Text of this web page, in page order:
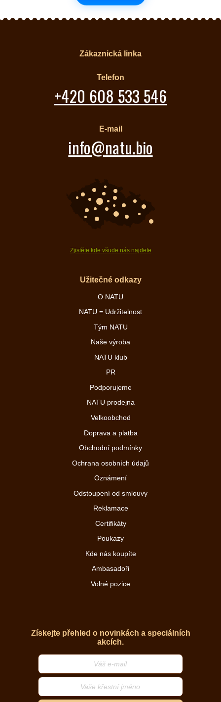
Zákaznická linka
Telefon
+420 608 533 546
E-mail
info@natu.bio
Zjistěte kde všude nás najdete
Užitečné odkazy
O NATU
NATU = Udržitelnost
Tým NATU
Naše výroba
NATU klub
PR
Podporujeme
NATU prodejna
Velkoobchod
Doprava a platba
Obchodní podmínky
Ochrana osobních údajů
Oznámení
Odstoupení od smlouvy
Reklamace
Certifikáty
Poukazy
Kde nás koupíte
Ambasadoři
Volné pozice
Získejte přehled o novinkách a speciálních
akcích.